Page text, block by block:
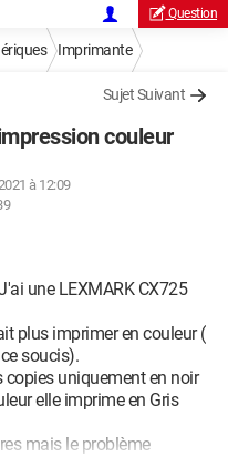
Question
Imprimante
Sujet Suivant
couleur
à 12:09
une LEXMARK CX725
plus imprimer en couleur (
soucis).
copies uniquement en noir
elle imprime en Gris
mais le problème